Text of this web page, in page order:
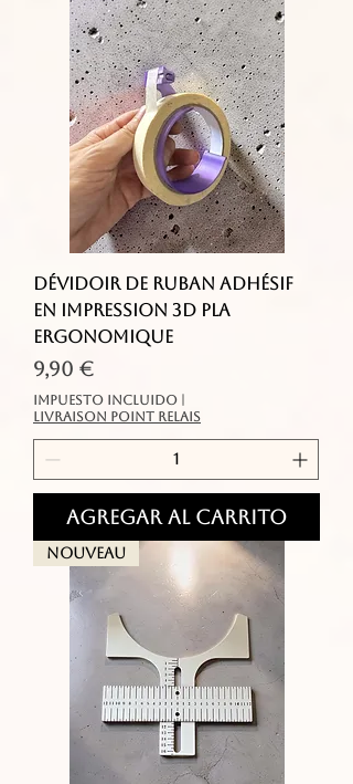
Dévidoir de ruban adhésif
en impression 3D PLA
ergonomique
Precio
9,90 €
Impuesto incluido
livraison point relais
Agregar al carrito
Nouveau